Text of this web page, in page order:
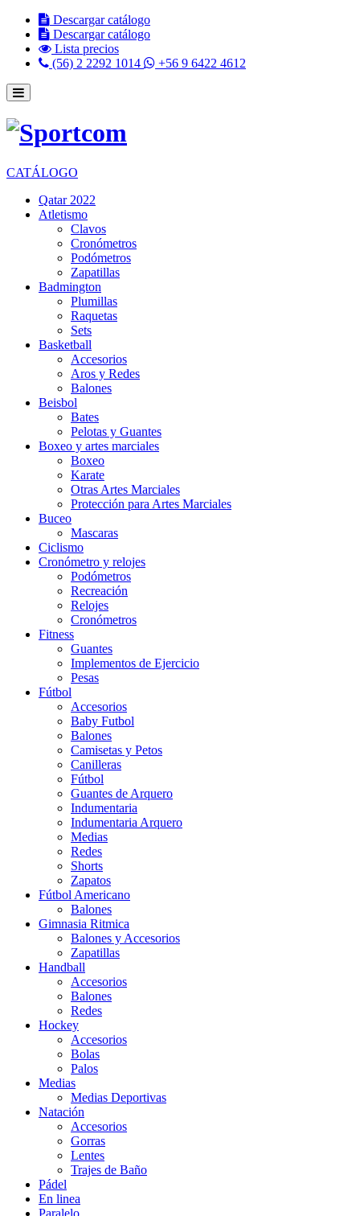
Descargar catálogo
Descargar catálogo
Lista precios
(56) 2 2292 1014
+56 9 6422 4612
CATÁLOGO
Qatar 2022
Atletismo
Clavos
Cronómetros
Podómetros
Zapatillas
Badmington
Plumillas
Raquetas
Sets
Basketball
Accesorios
Aros y Redes
Balones
Beisbol
Bates
Pelotas y Guantes
Boxeo y artes marciales
Boxeo
Karate
Otras Artes Marciales
Protección para Artes Marciales
Buceo
Mascaras
Ciclismo
Cronómetro y relojes
Podómetros
Recreación
Relojes
Cronómetros
Fitness
Guantes
Implementos de Ejercicio
Pesas
Fútbol
Accesorios
Baby Futbol
Balones
Camisetas y Petos
Canilleras
Fútbol
Guantes de Arquero
Indumentaria
Indumentaria Arquero
Medias
Redes
Shorts
Zapatos
Fútbol Americano
Balones
Gimnasia Ritmica
Balones y Accesorios
Zapatillas
Handball
Accesorios
Balones
Redes
Hockey
Accesorios
Bolas
Palos
Medias
Medias Deportivas
Natación
Accesorios
Gorras
Lentes
Trajes de Baño
Pádel
En linea
Paralelo